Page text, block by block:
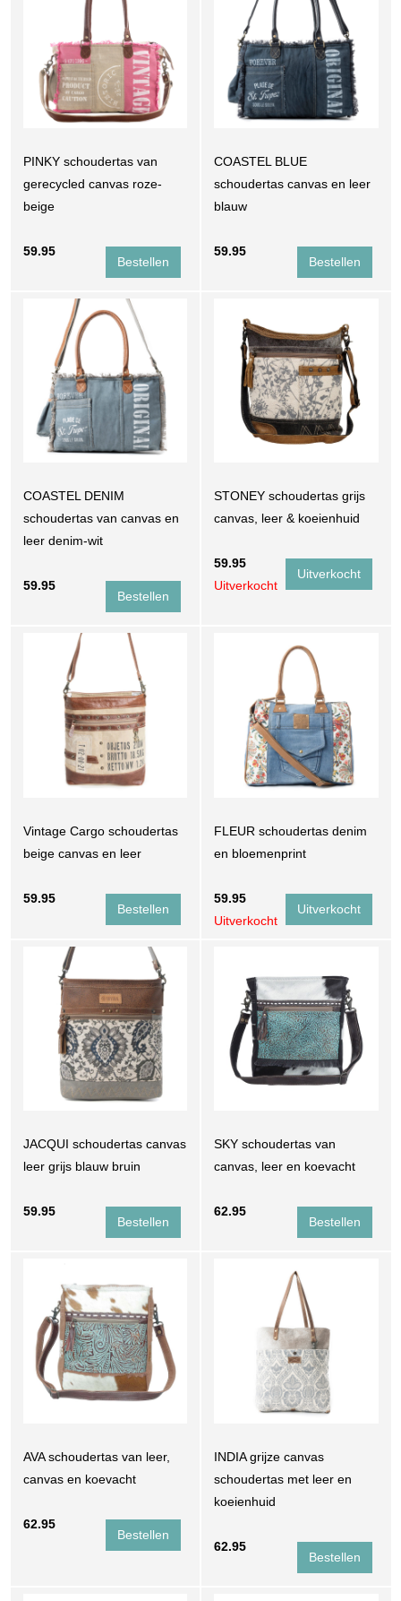
PINKY schoudertas van
gerecycled canvas roze-
beige
59.95
COASTEL BLUE
schoudertas canvas en leer
blauw
59.95
COASTEL DENIM
schoudertas van canvas en
leer denim-wit
59.95
STONEY schoudertas grijs
canvas, leer & koeienhuid
59.95
Uitverkocht
Vintage Cargo schoudertas
beige canvas en leer
59.95
FLEUR schoudertas denim
en bloemenprint
59.95
Uitverkocht
JACQUI schoudertas canvas
leer grijs blauw bruin
59.95
SKY schoudertas van
canvas, leer en koevacht
62.95
AVA schoudertas van leer,
canvas en koevacht
62.95
INDIA grijze canvas
schoudertas met leer en
koeienhuid
62.95